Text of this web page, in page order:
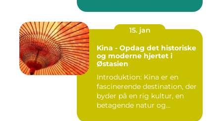
15. jan
Kina - Opdag det historiske
og moderne hjertet i
Østasien
Introduktion: Kina er en
fascinerende destination, der
byder på en rig kultur, en
betagende natur og...